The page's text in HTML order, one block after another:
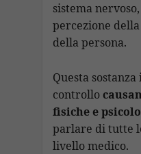
sistema
percezione
della persona.
Questa
controllo
fisiche e
parlare di tutte
livello medico.